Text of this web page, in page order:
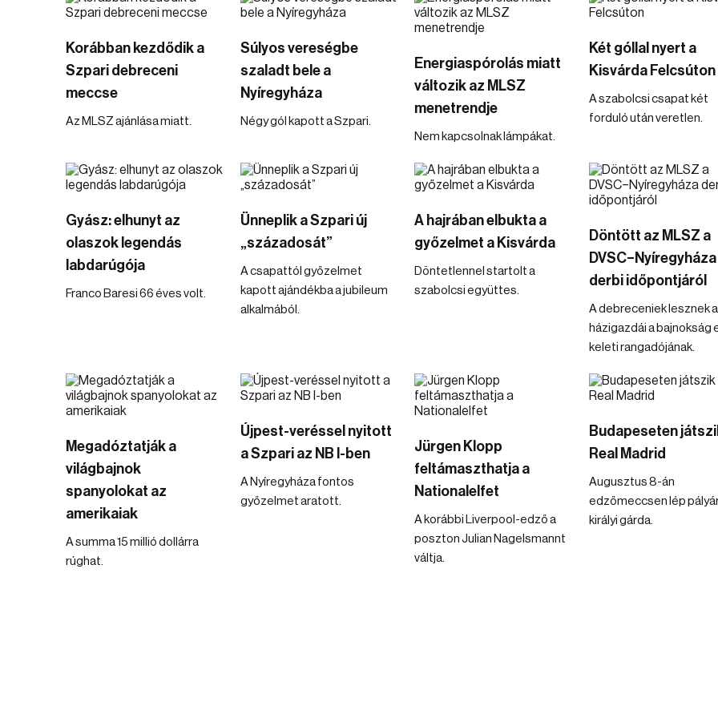
Korábban kezdődik a
Szpari debreceni
meccse
Az MLSZ ajánlása miatt.
Súlyos vereségbe
szaladt bele a
Nyíregyháza
Négy gól kapott a Szpari.
Energiaspórolás miatt
változik az MLSZ
menetrendje
Nem kapcsolnak lámpákat.
Két góllal nyert a
Kisvárda Felcsúton
A szabolcsi csapat két
forduló után veretlen.
Gyász: elhunyt az
olaszok legendás
labdarúgója
Franco Baresi 66 éves volt.
Ünneplik a Szpari új
„századosát”
A csapattól győzelmet
kapott ajándékba a jubileum
alkalmából.
A hajrában elbukta a
győzelmet a Kisvárda
Döntetlennel startolt a
szabolcsi együttes.
Döntött az MLSZ a
DVSC–Nyíregyháza
derbi időpontjáról
A debreceniek lesznek a
házigazdái a bajnokság
keleti rangadójának.
Megadóztatják a
világbajnok
spanyolokat az
amerikaiak
A summa 15 millió dollárra
rúghat.
Újpest-veréssel nyitott
a Szpari az NB I-ben
A Nyíregyháza fontos
győzelmet aratott.
Jürgen Klopp
feltámaszthatja a
Nationalelfet
A korábbi Liverpool-edző a
poszton Julian Nagelsmannt
váltja.
Budapeseten
Real Madrid
Augusztus 8-án
edzőmeccsen lép
királyi gárda.